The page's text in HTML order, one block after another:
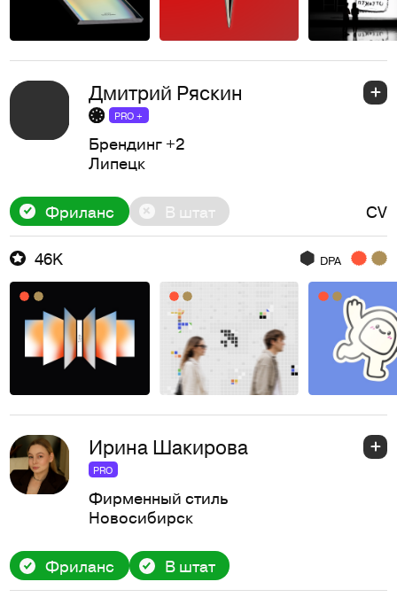
Дмитрий Ряскин
PRO +
Брендинг +2
Липецк
Фриланс В штат CV
46K DPA
Ирина Шакирова
PRO
Фирменный стиль
Новосибирск
Фриланс В штат